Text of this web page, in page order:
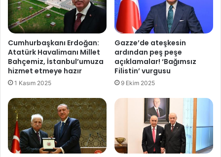
a
a
ı
b
a
l
a
l
d
ı
b
y
t
ü
y
Cumhurbaşkanı Erdoğan:
Atatürk Havalimanı Millet
Bahçemiz, İstanbul’umuza
hizmet etmeye hazır
1 Kasım 2025
Gazze’de ateşkesin
ardından peş peşe
açıklamalar! ‘Bağımsız
Filistin’ vurgusu
9 Ekim 2025